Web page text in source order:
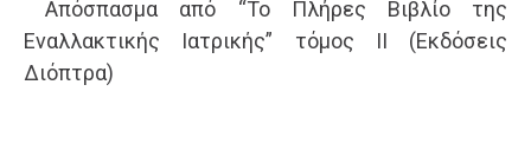
Απόσπασμα από “Το Πλήρες Βιβλίο της
Εναλλακτικής Ιατρικής” τόμος II (Εκδόσεις
Διόπτρα)